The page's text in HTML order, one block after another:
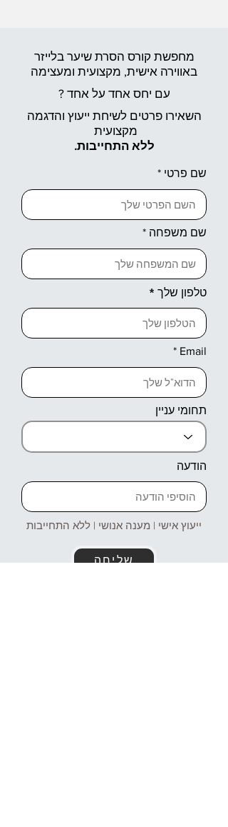
מחפשת קורס הסרת שיער בלייזר
באווירה אישית, מקצועית ומעצימה
עם יחס אחד על אחד ?
השאירו פרטים לשיחת ייעוץ והדגמה
מקצועית
ללא התחייבות.
שם פרטי
שם משפחה
טלפון שלך
Email
תחומי עניין
הודעה
ייעוץ אישי | מענה אנושי | ללא התחייבות
שליחה